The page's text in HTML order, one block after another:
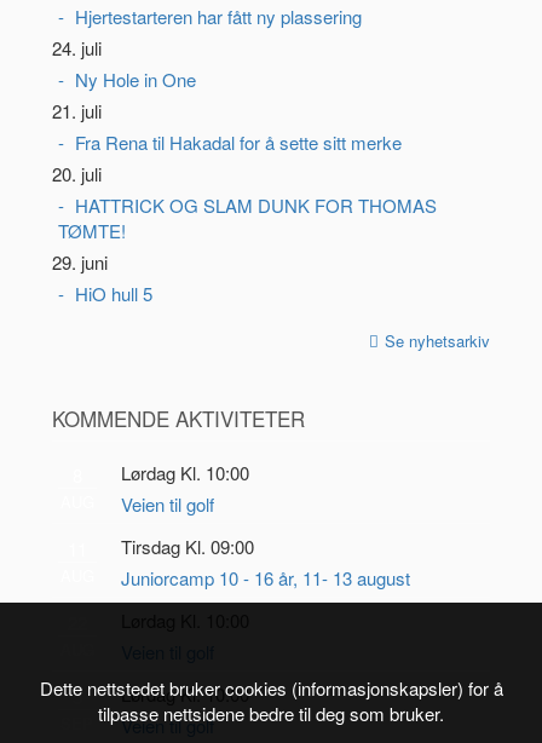
Hjertestarteren har fått ny plassering
24. juli
Ny Hole in One
21. juli
Fra Rena til Hakadal for å sette sitt merke
20. juli
HATTRICK OG SLAM DUNK FOR THOMAS
TØMTE!
29. juni
HiO hull 5
Se nyhetsarkiv
KOMMENDE AKTIVITETER
Lørdag Kl. 10:00
Veien til golf
Tirsdag Kl. 09:00
Juniorcamp 10 - 16 år, 11- 13 august
5
Lørdag Kl. 10:00
Veien til golf
Dette nettstedet bruker cookies (informasjonskapsler) for å
tilpasse nettsidene bedre til deg som bruker.